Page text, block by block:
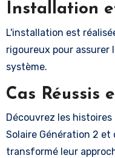
Installation
L'installation est
rigoureux pour assurer
système.
Cas Réussis
Découvrez les
Solaire Génération 2
transformé leur